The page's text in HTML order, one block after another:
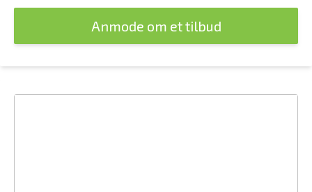
Anmode om et tilbud